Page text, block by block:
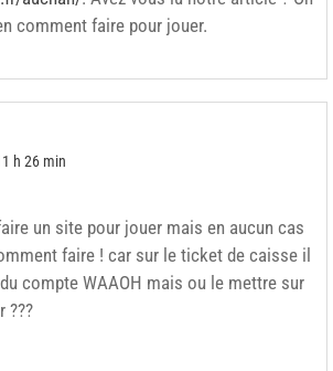
comment faire pour jouer.
h 26 min
un site pour jouer mais en aucun cas
faire ! car sur le ticket de caisse il
compte WAAOH mais ou le mettre sur
???